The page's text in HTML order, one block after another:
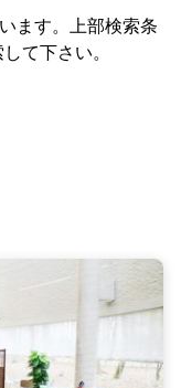
ます。上部検索条
て下さい。